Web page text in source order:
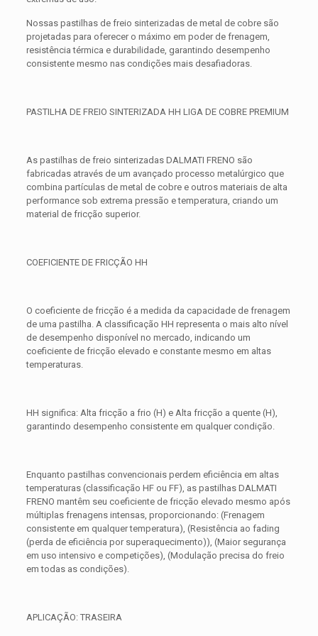
Nossas pastilhas de freio sinterizadas de metal de cobre são
projetadas para oferecer o máximo em poder de frenagem,
resistência térmica e durabilidade, garantindo desempenho
consistente mesmo nas condições mais desafiadoras.
PASTILHA DE FREIO SINTERIZADA HH LIGA DE COBRE PREMIUM
As pastilhas de freio sinterizadas DALMATI FRENO são
fabricadas através de um avançado processo metalúrgico que
combina partículas de metal de cobre e outros materiais de alta
performance sob extrema pressão e temperatura, criando um
material de fricção superior.
COEFICIENTE DE FRICÇÃO HH
O coeficiente de fricção é a medida da capacidade de frenagem
de uma pastilha. A classificação HH representa o mais alto nível
de desempenho disponível no mercado, indicando um
coeficiente de fricção elevado e constante mesmo em altas
temperaturas.
HH significa: Alta fricção a frio (H) e Alta fricção a quente (H),
garantindo desempenho consistente em qualquer condição.
Enquanto pastilhas convencionais perdem eficiência em altas
temperaturas (classificação HF ou FF), as pastilhas DALMATI
FRENO mantêm seu coeficiente de fricção elevado mesmo após
múltiplas frenagens intensas, proporcionando: (Frenagem
consistente em qualquer temperatura), (Resistência ao fading
(perda de eficiência por superaquecimento)), (Maior segurança
em uso intensivo e competições), (Modulação precisa do freio
em todas as condições).
APLICAÇÃO: TRASEIRA